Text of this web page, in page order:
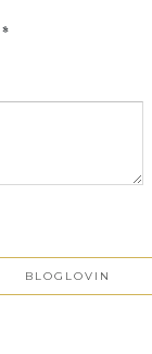
*
BLOGLOVIN